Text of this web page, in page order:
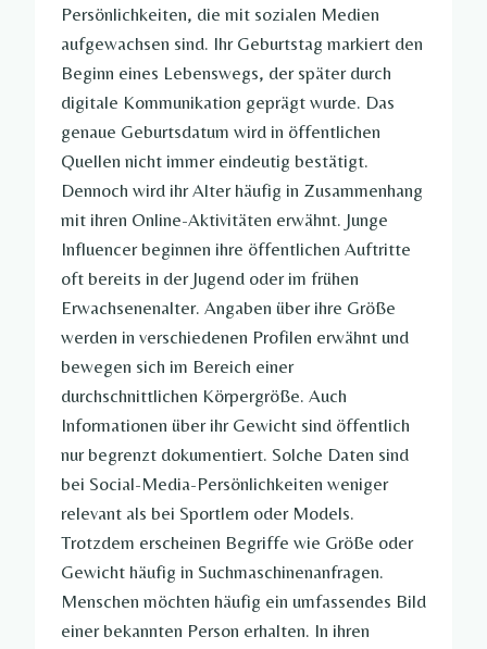
Persönlichkeiten, die mit sozialen Medien
aufgewachsen sind. Ihr Geburtstag markiert den
Beginn eines Lebenswegs, der später durch
digitale Kommunikation geprägt wurde. Das
genaue Geburtsdatum wird in öffentlichen
Quellen nicht immer eindeutig bestätigt.
Dennoch wird ihr Alter häufig in Zusammenhang
mit ihren Online-Aktivitäten erwähnt. Junge
Influencer beginnen ihre öffentlichen Auftritte
oft bereits in der Jugend oder im frühen
Erwachsenenalter. Angaben über ihre Größe
werden in verschiedenen Profilen erwähnt und
bewegen sich im Bereich einer
durchschnittlichen Körpergröße. Auch
Informationen über ihr Gewicht sind öffentlich
nur begrenzt dokumentiert. Solche Daten sind
bei Social-Media-Persönlichkeiten weniger
relevant als bei Sportlern oder Models.
Trotzdem erscheinen Begriffe wie Größe oder
Gewicht häufig in Suchmaschinenanfragen.
Menschen möchten häufig ein umfassendes Bild
einer bekannten Person erhalten. In ihren